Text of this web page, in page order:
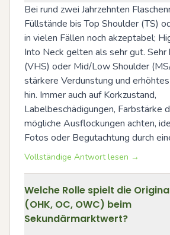
Bei rund zwei Jahrzehnten
Füllstände bis Top Shoulder (TS)
in vielen Fällen noch akzeptabel;
Into Neck gelten als sehr gut. Sehr
(VHS) oder Mid/Low Shoulder
stärkere Verdunstung und
hin. Immer auch auf Korkzustand,
Labelbeschädigungen, Farbstärke
mögliche Ausflockungen achten,
Fotos oder Begutachtung durch
Vollständige Antwort lesen →
Welche Rolle spielt die
(OHK, OC, OWC) beim
Sekundärmarktwert?